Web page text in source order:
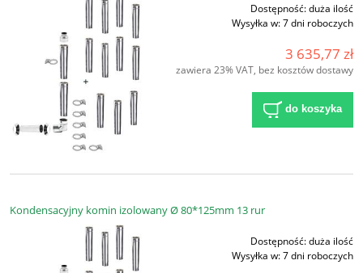
Dostępność:duża ilość
Wysyłka w:7 dni roboczych
3 635,77 zł
zawiera 23% VAT, bez kosztów dostawy
do koszyka
Kondensacyjny komin izolowany Ø 80*125mm 13 rur
Dostępność:duża ilość
Wysyłka w:7 dni roboczych